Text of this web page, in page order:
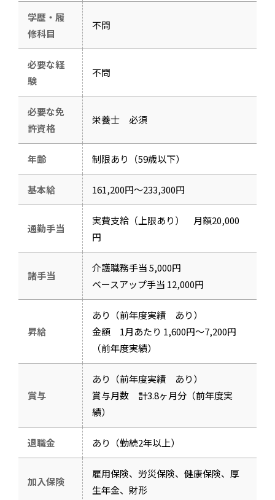
学歴・履
修科目
不問
必要な経
験
不問
必要な免
許資格
栄養士 必須
年齢 制限あり（59歳以下）
基本給 161,200円～233,300円
通勤手当
実費支給（上限あり） 月額20,000
円
諸手当
介護職務手当 5,000円
ベースアップ手当 12,000円
昇給
あり（前年度実績 あり）
金額 1月あたり 1,600円～7,200円
（前年度実績）
賞与
あり（前年度実績 あり）
賞与月数 計3.8ヶ月分（前年度実
績）
退職金 あり（勤続2年以上）
加入保険
雇用保険、労災保険、健康保険、厚
生年金、財形